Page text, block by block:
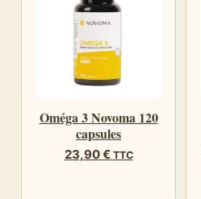
Oméga 3 Novoma 120
capsules
23,90€ TTC